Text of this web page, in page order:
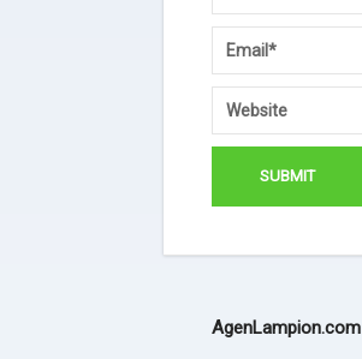
AgenLampion.com